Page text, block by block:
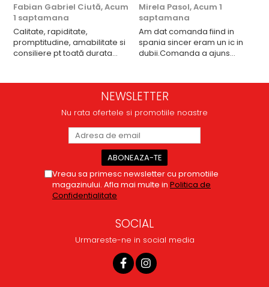
Fabian Gabriel Ciută,Acum
1 saptamana
Calitate, rapiditate,
promptitudine, amabilitate si
consiliere pt toată durata
Mirela Pasol,Acum 1
saptamana
Am dat comanda fiind in
spania sincer eram un ic in
dubii.Comanda a ajuns
comanda super de treaba,va
multumesc pentru rapiditate
100%
NEWSLETTER
Nu rata ofertele si promotiile noastre
Vreau sa primesc newsletter cu promotiile
magazinului. Afla mai multe in Politica de
Confidentialitate
SOCIAL
Urmareste-ne in social media